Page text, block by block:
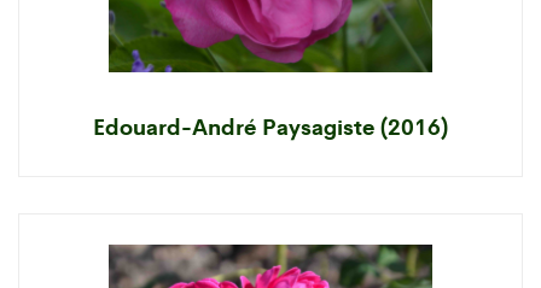
Edouard-André Paysagiste (2016)